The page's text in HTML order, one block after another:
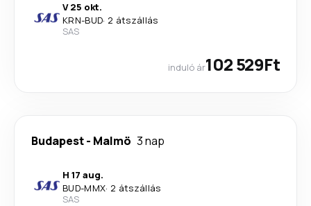
V 25 okt.
KRN-BUD· 2 átszállás
SAS
induló ár102 529Ft
Budapest- Malmö 3 nap
H 17 aug.
BUD-MMX· 2 átszállás
SAS